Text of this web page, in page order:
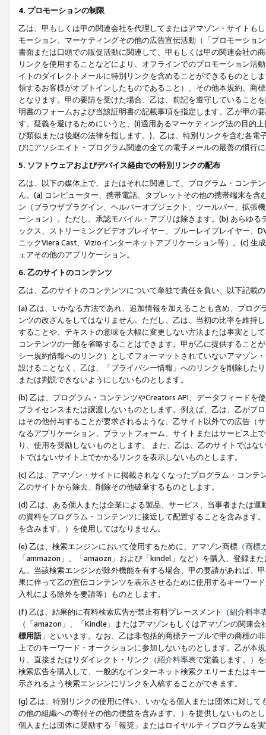
4. プロモーションの制限
乙は、甲もしくは甲の関連会社を代理してまたはアマゾン・サイトも
モーション、マーケティングその他の広告宣伝活動（「プロモーショ
書面または口頭での販促活動に関連して、甲もしくは甲の関連会社の
リンクを使用することなどにより、オフラインでのプロモーション活
イトのダイレクトメールに特別リンクを含めることができるものとし
領するお客様がオプトインしたものであること）、その他本規約、商
となります。甲の要請を受けた場合、乙は、前記を遵守していること
明書のフォームおよび当該証明書の記載事項を指定します。乙が甲の
す。疑義を避けるためにいうと、(i)適用あるマーケティング法の目的
び類似または後継の法律を指します。)、乙は、特別リンクを含む各
びにアソシエイト・プログラム関連の全ての電子メールの最善の慣行
5. ソフトウェアおよびデバイス経由での特別リンクの配布
乙は、以下の媒体上で、またはそれに関連して、プログラム・コンテ
ん。(a) コンピューター、携帯電話、タブレットその他の携帯端末を
ン（ブラウザプラグイン、ヘルパーオブジェクト、ツールバー、拡張
ーション）。ただし、承認モバイル・アプリは除きます。(b) あらゆ
ックス、ストリーミングビデオプレイヤー、ブルーレイプレイヤー、
ニックViera Cast、Vizioインターネットアプリケーション等）。(c)
ェアその他のアプリケーション。
6. 乙のサイトのコンテンツ
乙は、乙のサイトのコンテンツについて単独で責任を負い、以下記載
(a) 乙は、いかなる方法であれ、追加情報を加えることも含め、プロ
ンツの改ざんをしてはなりません。ただし、乙は、当初の比率を維持
することや、テキストの意味を大幅に変更しない方法または事実とし
コンテンツの一部を省略することはできます。甲が乙に提供すること
シー規約情報へのリンク）としてフォーマットされていないアマゾン
設けることなく、乙は、「プライバシー情報」へのリンクを削除した
または判読できないようにしないものとします。
(b) 乙は、プログラム・コンテンツやCreators API、データフィード
ブライセンスまたは譲渡しないものとします。例えば、乙は、乙がプ
はその他付与することが要求されるような、乙サイト以外での広告（
なるアプリケーション、プラットフォーム、サイトまたはサービス上
り、使用を奨励しないものとします。 また、乙は、乙のサイトでは
トではないサイト上でかかるリンクを表示しないものとします。
(c) 乙は、アマゾン・サイトに掲載されなくなったプログラム・コン
乙のサイトから除去、削除その他破棄するものとします。
(d) 乙は、ある個人または企業による製品、サービス、当事者または
の資料をプログラム・コンテンツに接近して配置することを含みます
を含みます。）を使用してはなりません。
(e) 乙は、検索エンジンにおいて使用するために、アマゾン商標（商標
「ammazon」、「amaozn」および「kindel」など）を購入、登録ま
ん。当該検索エンジンが除外機能を有する場合、甲の要請があれば、
果に伴って乙の宣伝コンテンツを表示させるために使用するキーワー
入札による除外を要請等）ものとします。
(f) 乙は、結果的に有料検索広告が禁止有料プレースメント（紹介料率
（「amazon」、「Kindle」またはアマゾンもしくはアマゾンの関連
標用語」といいます。なお、乙は非包括的商標テーブルで甲の商標の
上でのキーワード・オークションに参加しないものとします。乙が本
り、直接またはリダイレクト・リンク（紹介料率表で定義します。）
検索広告を購入して、一般的なインターネット検索クエリーまたはキ
示されるよう検索エンジンにリンクを入稿することができます。
(g) 乙は、特別リンクの使用に伴い、いかなる個人または団体に対し
の他の組織への寄付その他の便益を含みます。）を提供しないものと
個人または団体に奨励する「報奨」またはロイヤルティプログラムを